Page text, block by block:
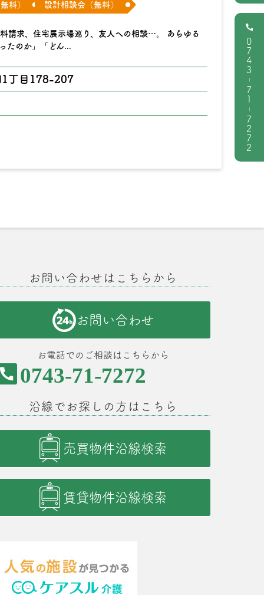
料） 設計相談会（無料）
請求、住宅展示場巡り、友人への相談…。 あらゆる
たのか」「どん...
丁目178-207
0743
|
71
|
7272
お問い合わせはこちらから
お問い合わせ
お電話でのご相談はこちらから
0743-71-7272
沿線でお探しの方はこちら
売買物件沿線検索
賃貸物件沿線検索